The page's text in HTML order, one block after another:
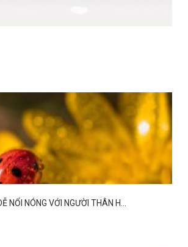
NỔI NÓNG VỚI NGƯỜI THÂN H...